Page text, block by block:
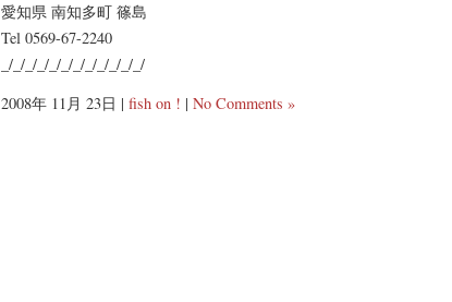
愛知県 南知多町 篠島
Tel 0569-67-2240
_/_/_/_/_/_/_/_/_/_/_/_/
2008年 11月 23日 | fish on ! | No Comments »